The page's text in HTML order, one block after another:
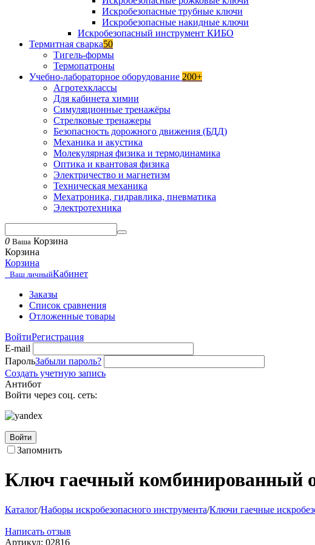
Искробезопасные трубные ключи
Искробезопасные накидные ключи
Искробезопасный инструмент КИБО
Термитная сварка50
Тигель-формы
Термопатроны
Учебно-лабораторное оборудование 200+
Агротехклассы
Для кабинета химии
Симуляционные тренажёры
Стрелковые тренажеры
Безопасность дорожного движения (БДД)
Механика и акустика
Молекулярная физика и термодинамика
Оптика и квантовая физика
Электричество и магнетизм
Техническая механика
Мехатроника, гидравлика, пневматика
Электротехника
0 Ваша Корзина
Корзина
Корзина
Ваш личныйКабинет
Заказы
Список сравнения
Отложенные товары
ВойтиРегистрация
E-mail
ПарольЗабыли пароль?
Создать учетную запись
Антибот
Войти через соц. сеть:
Войти
Запомнить
Ключ гаечный комбинированный
Каталог/Наборы искробезопасного инструмента/Ключи гаечные
Написать отзыв
Артикул: 02816